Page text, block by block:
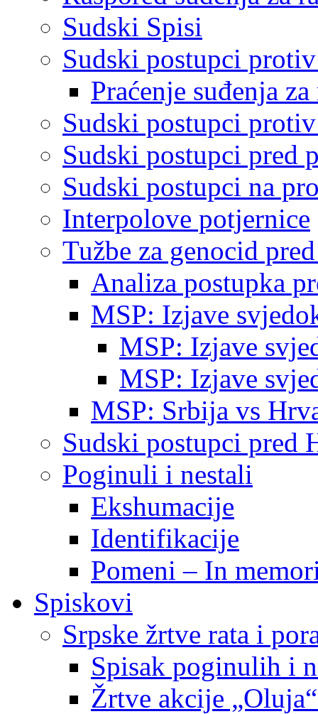
Sudski Spisi
Sudski postupci
Praćenje suđenja
Sudski postupci
Sudski postupci pred
Sudski postupci na
Interpolove potjernice
Tužbe za genocid
Analiza postupka
MSP: Izjave
MSP: Izjave
MSP: Izjave
MSP: Srbija vs
Sudski postupci pred
Poginuli i nestali
Ekshumacije
Identifikacije
Pomeni – In
Spiskovi
Srpske žrtve rata i
Spisak poginulih i
Žrtve akcije